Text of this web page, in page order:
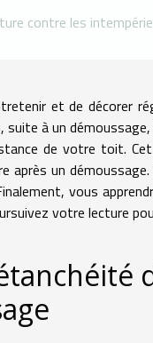
contre les
et de décorer
suite à un
de votre toit.
après un
vous
votre lecture